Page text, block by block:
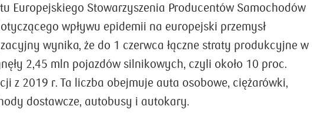
Europejskiego Stowarzyszenia Producentów Samochodów
wpływu epidemii na europejski przemysł
wynika, że do 1 czerwca łączne straty produkcyjne w
2,45 mln pojazdów silnikowych, czyli około 10 proc.
z 2019 r. Ta liczba obejmuje auta osobowe, ciężarówki,
dostawcze, autobusy i autokary.